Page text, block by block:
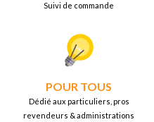
Suivi de commande
POUR TOUS
Dédié aux particuliers, pros
revendeurs & administrations